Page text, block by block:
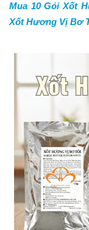
Mua 10 Gói Xốt
Xốt Hương Vị Bơ